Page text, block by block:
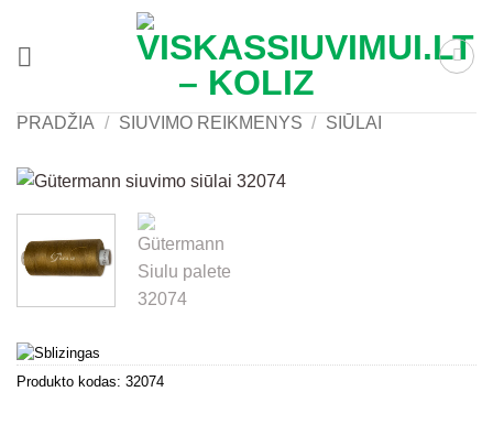
content
PRADŽIA / SIUVIMO REIKMENYS / SIŪLAI
Produkto kodas: 32074